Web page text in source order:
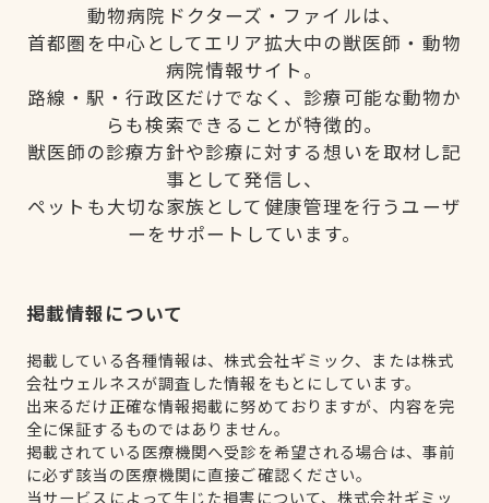
動物病院ドクターズ・ファイルは、
首都圏を中心としてエリア拡大中の獣医師・動物
病院情報サイト。
路線・駅・行政区だけでなく、診療可能な動物か
らも検索できることが特徴的。
獣医師の診療方針や診療に対する想いを取材し記
事として発信し、
ペットも大切な家族として健康管理を行うユーザ
ーをサポートしています。
掲載情報について
掲載している各種情報は、株式会社ギミック、または株式
会社ウェルネスが調査した情報をもとにしています。
出来るだけ正確な情報掲載に努めておりますが、内容を完
全に保証するものではありません。
掲載されている医療機関へ受診を希望される場合は、事前
に必ず該当の医療機関に直接ご確認ください。
当サービスによって生じた損害について、株式会社ギミッ